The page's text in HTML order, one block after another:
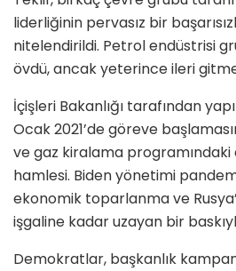
liderliğinin pervasız bir
nitelendirildi. Petrol endüstrisi
övdü, ancak yeterince ileri
İçişleri Bakanlığı tarafından
Ocak 2021’de göreve
ve gaz kiralama
hamlesi. Biden yönetimi
ekonomik toparlanma ve
işgaline kadar uzayan bir
Demokratlar, başkanlık